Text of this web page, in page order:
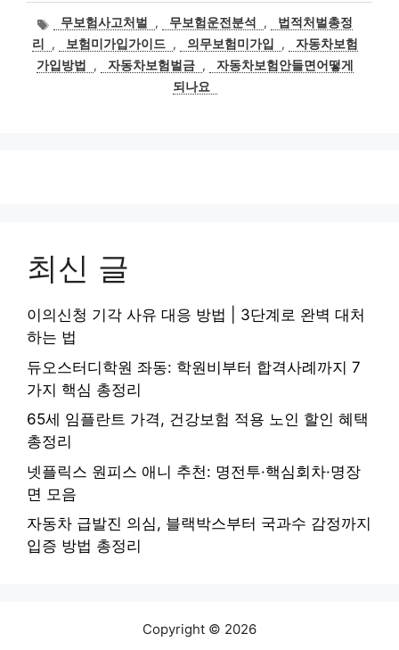
태무보험사고처벌 , 무보험운전분석 ,
법적처벌총정
리
, 보험미가입가이드 , 의무보험미가입 ,
자동차보험
가입방법
, 자동차보험벌금 ,
자동차보험안들면어떻게
되나요
최신 글
이의신청 기각 사유 대응 방법 | 3단계로 완벽 대처
하는 법
듀오스터디학원 좌동: 학원비부터 합격사례까지 7
가지 핵심 총정리
65세 임플란트 가격, 건강보험 적용 노인 할인 혜택
총정리
넷플릭스 원피스 애니 추천: 명전투·핵심회차·명장
면 모음
자동차 급발진 의심, 블랙박스부터 국과수 감정까지
입증 방법 총정리
Copyright © 2026